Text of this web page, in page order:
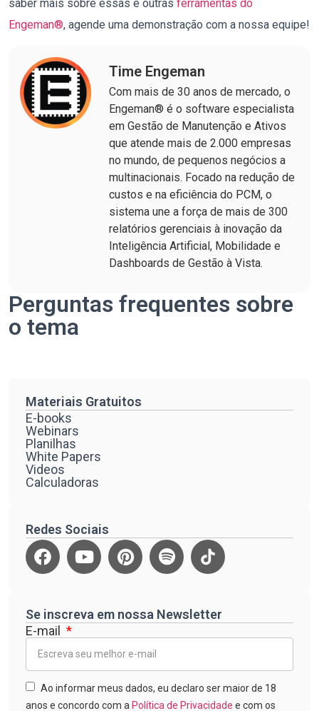
saber mais sobre essas e outras ferramentas do
Engeman®, agende uma demonstração com a nossa equipe!
Time Engeman
Com mais de 30 anos de mercado, o
Engeman® é o software especialista
em Gestão de Manutenção e Ativos
que atende mais de 2.000 empresas
no mundo, de pequenos negócios a
multinacionais. Focado na redução de
custos e na eficiência do PCM, o
sistema une a força de mais de 300
relatórios gerenciais à inovação da
Inteligência Artificial, Mobilidade e
Dashboards de Gestão à Vista.
Perguntas frequentes sobre
o tema
Materiais Gratuitos
E-books
Webinars
Planilhas
White Papers
Videos
Calculadoras
Redes Sociais
Se inscreva em nossa Newsletter
E-mail
Ao informar meus dados, eu declaro ser maior de 18
anos e concordo com a Política de Privacidade e com os